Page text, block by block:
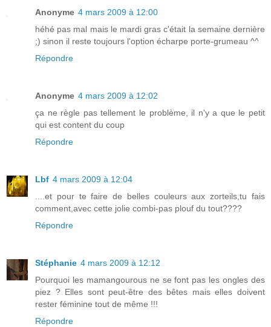
Anonyme 4 mars 2009 à 12:00
héhé pas mal mais le mardi gras c'était la semaine dernière
;) sinon il reste toujours l'option écharpe porte-grumeau ^^
Répondre
Anonyme 4 mars 2009 à 12:02
ça ne règle pas tellement le problème, il n'y a que le petit
qui est content du coup
Répondre
Lbf 4 mars 2009 à 12:04
....et pour te faire de belles couleurs aux zorteils,tu fais
comment,avec cette jolie combi-pas plouf du tout????
Répondre
Stéphanie 4 mars 2009 à 12:12
Pourquoi les mamangourous ne se font pas les ongles des
piez ? Elles sont peut-être des bêtes mais elles doivent
rester féminine tout de même !!!
Répondre